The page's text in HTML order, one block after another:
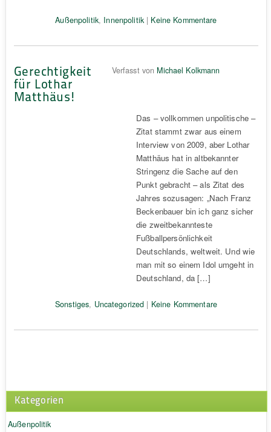
Außenpolitik, Innenpolitik| Keine Kommentare
Gerechtigkeit
für Lothar
Matthäus!
Verfasst von Michael Kolkmann
Das – vollkommen unpolitische –
Zitat stammt zwar aus einem
Interview von 2009, aber Lothar
Matthäus hat in altbekannter
Stringenz die Sache auf den
Punkt gebracht – als Zitat des
Jahres sozusagen: „Nach Franz
Beckenbauer bin ich ganz sicher
die zweitbekannteste
Fußballpersönlichkeit
Deutschlands, weltweit. Und wie
man mit so einem Idol umgeht in
Deutschland, da […]
Sonstiges, Uncategorized | Keine Kommentare
Kategorien
Außenpolitik